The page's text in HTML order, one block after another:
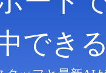
できる